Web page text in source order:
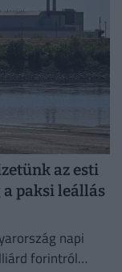
az esti
paksi leállás
napi
forintról